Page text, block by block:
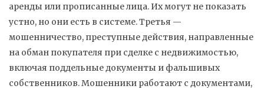
аренды или прописанные лица. Их могут не показать
устно, но они есть в системе. Третья —
мошенничество, преступные действия, направленные
на обман покупателя при сделке с недвижимостью,
включая поддельные документы и фальшивых
собственников. Мошенники работают с документами,